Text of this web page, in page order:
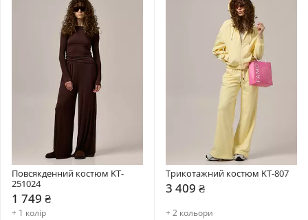
Повсякденний костюм KT-
251024
1 749 ₴
+ 1 колір
Трикотажний костюм KT-807
3 409 ₴
+ 2 кольори